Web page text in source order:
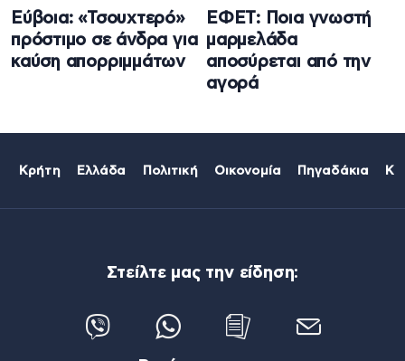
Εύβοια: «Τσουχτερό»
πρόστιμο σε άνδρα για
καύση απορριμμάτων
ΕΦΕΤ: Ποια γνωστή
μαρμελάδα
αποσύρεται από την
αγορά
Κρήτη Ελλάδα Πολιτική Οικονομία Πηγαδάκια
Στείλτε μας την είδηση: